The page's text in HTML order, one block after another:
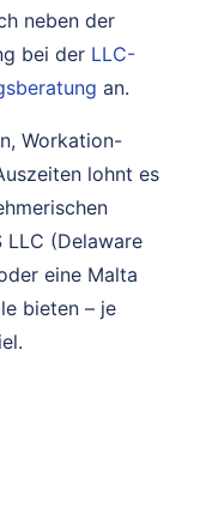
neben der
bei der LLC-
an.
Workation-
lohnt es
LLC (Delaware
eine Malta
bieten – je